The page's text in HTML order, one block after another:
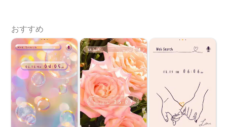
おすすめ